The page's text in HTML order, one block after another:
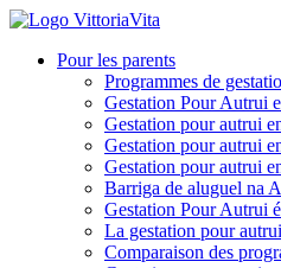
Pour les parents
Programmes de
Gestation Pour Autrui
Gestation pour autrui
Gestation pour autrui
Gestation pour autrui
Barriga de aluguel na
Gestation Pour Autrui
La gestation pour
Comparaison des